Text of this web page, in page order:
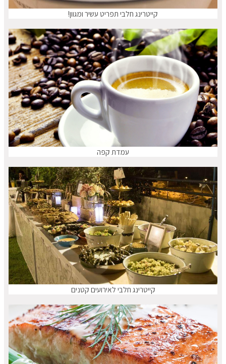
קייטרינג חלבי תפריט עשיר ומגוון!
עמדת קפה
קייטרינג חלבי לאירועים קטנים